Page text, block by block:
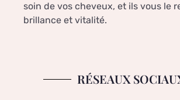
soin de vos cheveux, et ils vous le
brillance et vitalité.
RÉSEAUX